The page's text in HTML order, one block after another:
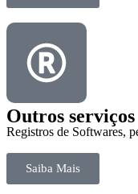
Outros serviços
Registros de Softwares,
Saiba Mais